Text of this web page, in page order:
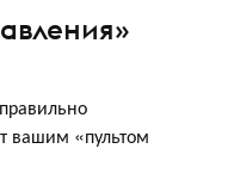
вашим «пультом